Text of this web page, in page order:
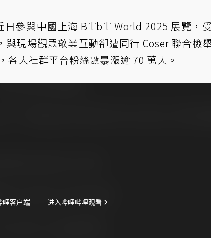
日參與中國上海 Bilibili World 2025 展覽，
與現場觀眾敬業互動卻遭同行 Coser 聯合檢
大社群平台粉絲數暴漲逾 70 萬人。